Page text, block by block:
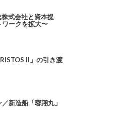
式会社と資本提
ークを拡大〜
II」の引き渡
新造船「蓉翔丸」